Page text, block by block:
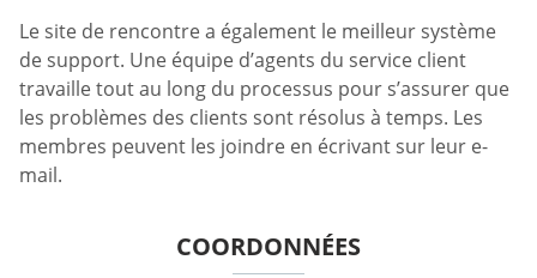
Le site de rencontre a également le meilleur système
de support. Une équipe d’agents du service client
travaille tout au long du processus pour s’assurer que
les problèmes des clients sont résolus à temps. Les
membres peuvent les joindre en écrivant sur leur e-
mail.
COORDONNÉES